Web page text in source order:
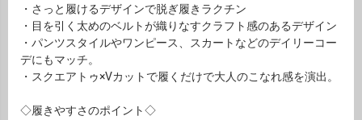
・さっと履けるデザインで脱ぎ履きラクチン
・目を引く太めのベルトが織りなすクラフト感のあるデザイン
・パンツスタイルやワンピース、スカートなどのデイリーコー
デにもマッチ。
・スクエアトゥ×Vカットで履くだけで大人のこなれ感を演出。
◇履きやすさのポイント◇